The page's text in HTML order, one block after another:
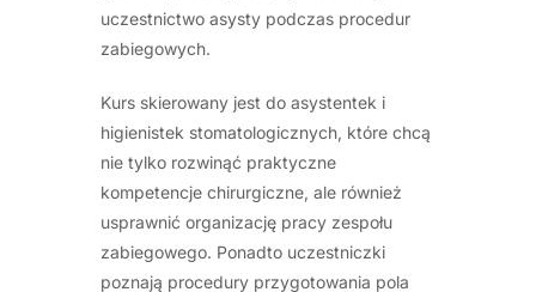
uczestnictwo asysty podczas procedur
zabiegowych.
Kurs skierowany jest do asystentek i
higienistek stomatologicznych, które chcą
nie tylko rozwinąć praktyczne
kompetencje chirurgiczne, ale również
usprawnić organizację pracy zespołu
zabiegowego. Ponadto uczestniczki
poznają procedury przygotowania pola